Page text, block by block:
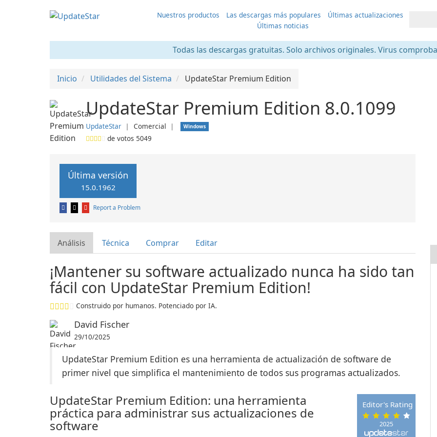
Nuestros productos Las descargas más populares
Últimas actualizaciones
Últimas noticias
Todas las descargas gratuitas. Solo archivos originales. Virus
Inicio Utilidades del Sistema UpdateStar Premium Edition
UpdateStar Premium Edition 8.0.1099
UpdateStar ❘ Comercial ❘ Windows
de votos 5049
Última versión
15.0.1962
Report a Problem
Análisis Técnica Comprar Editar
¡Mantener su software actualizado nunca ha sido tan
fácil con UpdateStar Premium Edition!
Construido por humanos. Potenciado por IA.
David Fischer
29/10/2025
UpdateStar Premium Edition es una herramienta de actualización de software de
primer nivel que simplifica el mantenimiento de todos sus programas actualizados.
2025
Editor's Rating
UpdateStar Premium Edition: una herramienta
práctica para administrar sus actualizaciones de
software